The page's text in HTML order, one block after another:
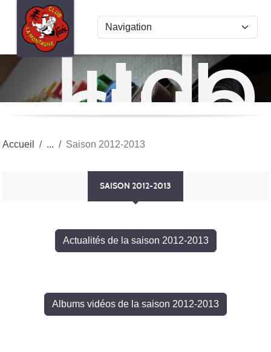
Judo
club
La
Accueil Saison 2012-2013
SAISON 2012-2013
Actualités de la saison 2012-2013
Albums vidéos de la saison 2012-2013
Panneau de gestion des cookies